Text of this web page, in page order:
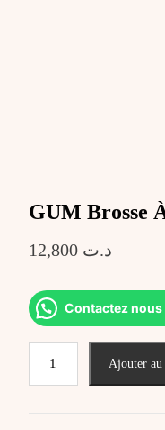
GUM Brosse
د.ت 12,800
Contactez
Ajouter au